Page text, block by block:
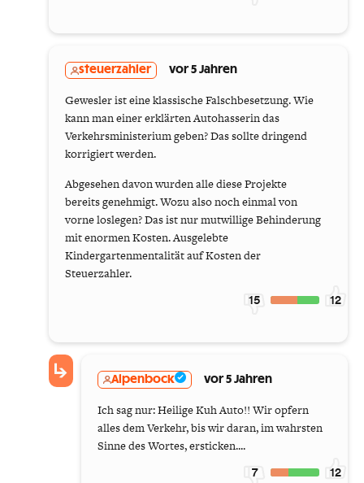
steuerzahler vor 5 Jahren
Gewesler ist eine klassische Falschbesetzung. Wie
kann man einer erklärten Autohasserin das
Verkehrsministerium geben? Das sollte dringend
korrigiert werden.
Abgesehen davon wurden alle diese Projekte
bereits genehmigt. Wozu also noch einmal von
vorne loslegen? Das ist nur mutwillige Behinderung
mit enormen Kosten. Ausgelebte
Kindergartenmentalität auf Kosten der
Steuerzahler.
15 12
Alpenbock vor 5 Jahren
Ich sag nur: Heilige Kuh Auto!! Wir opfern
alles dem Verkehr, bis wir daran, im wahrsten
Sinne des Wortes, ersticken....
7 12